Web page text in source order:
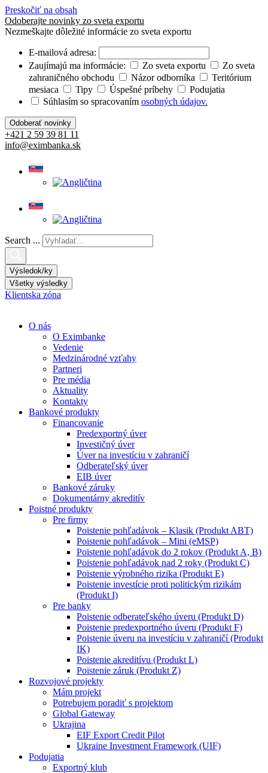
Preskočiť na obsah
Odoberajte novinky zo sveta exportu
Nezmeškajte dôležité informácie zo sveta exportu
E-mailová adresa:
Zaujímajú ma informácie:
Zo sveta exportu
Zo sveta
zahraničného obchodu
Názor odborníka
Teritórium
mesiaca
Tipy Úspešné príbehy
Podujatia
Súhlasím so spracovaním osobných údajov.
+421 2 59 39 81 11
info@eximbanka.sk
Search ...
Výsledok/ky
Všetky výsledky
Klientska zóna
O nás
O Eximbanke
Vedenie
Medzinárodné vzťahy
Partneri
Pre média
Aktuality
Kontakty
Bankové produkty
Financovanie
Predexportný úver
Investičný úver
Úver na investíciu v zahraničí
Odberateľský úver
EIB úver
Bankové záruky
Dokumentárny akreditív
Poistné produkty
Pre firmy
Poistenie pohľadávok – Klasik (Produkt ABT)
Poistenie pohľadávok – Mini (eMSP)
Poistenie pohľadávok do 2 rokov (Produkt A, B)
Poistenie pohľadávok nad 2 roky (Produkt C)
Poistenie výrobného rizika (Produkt E)
Poistenie investície proti politickým rizikám
(Produkt I)
Pre banky
Poistenie odberateľského úveru (Produkt D)
Poistenie predexportného úveru (Produkt F)
Poistenie úveru na investíciu v zahraničí (Produkt
IK)
Poistenie akreditívu (Produkt L)
Poistenie záruk (Produkt Z)
Rozvojové projekty
Mám projekt
Potrebujem poradiť s projektom
Global Gateway
Ukrajina
EIF Export Credit Pilot
Ukraine Investment Framework (UIF)
Podujatia
Exportný klub